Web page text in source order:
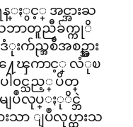
ႏွင့္ အင္အားႀ
ဘာတူညီခ်က္ကုိ
းက်ည္အစီအစဥ္အား
ထုိ႔ေၾကာင့္ လံုၿ
ပါ၀င္သည့္ ပိတ္
ျပဳလုပ္ႏုိင္ဘဲ
ာ ျပဳလုပ္ထားသ